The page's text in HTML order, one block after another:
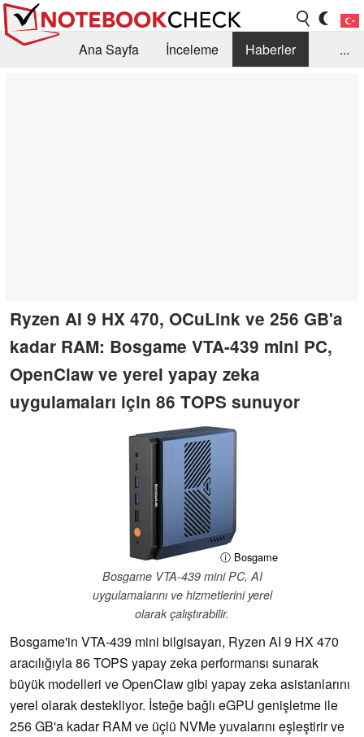
Ana Sayfa İnceleme
Haberler
...
Ryzen AI 9 HX 470, OCuLink ve 256 GB'a
kadar RAM: Bosgame VTA-439 mini PC,
OpenClaw ve yerel yapay zeka
uygulamaları için 86 TOPS sunuyor
ⓘ Bosgame
Bosgame VTA-439 mini PC, AI
uygulamalarını ve hizmetlerini yerel
olarak çalıştırabilir.
Bosgame'in VTA-439 mini bilgisayarı, Ryzen AI 9 HX 470
aracılığıyla 86 TOPS yapay zeka performansı sunarak
büyük modelleri ve OpenClaw gibi yapay zeka asistanlarını
yerel olarak destekliyor. İsteğe bağlı eGPU genişletme ile
256 GB'a kadar RAM ve üçlü NVMe yuvalarını eşleştirir ve